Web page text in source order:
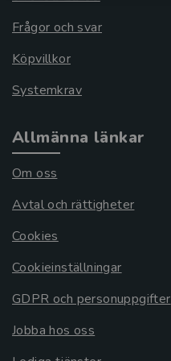
Frågor och svar
Köpvillkor
Systemkrav
Allmänna länkar
Om oss
Avtal och rättigheter
Cookies
Cookieinställningar
GDPR och personuppgifter
Jobba hos oss